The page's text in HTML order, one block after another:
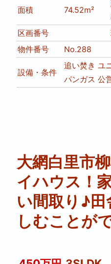
面積 74.52m²
区画番号
物件番号
No.288
設備・条件
追い焚き ユ
パンガス 公
大網白里市
イハウス！
い間取り♪
しむことが